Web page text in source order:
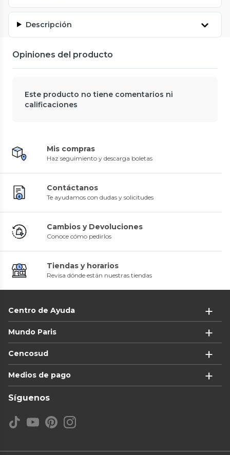
Descripción
Opiniones del producto
Este producto no tiene comentarios ni
calificaciones
Mis compras
Haz seguimiento y descarga boletas
Contáctanos
Te ayudamos con dudas y solicitudes
Cambios y Devoluciones
Conoce cómo pedirlos
Tiendas y horarios
Revisa dónde están nuestras tiendas
Centro de Ayuda
Mundo Paris
Cencosud
Medios de pago
Síguenos